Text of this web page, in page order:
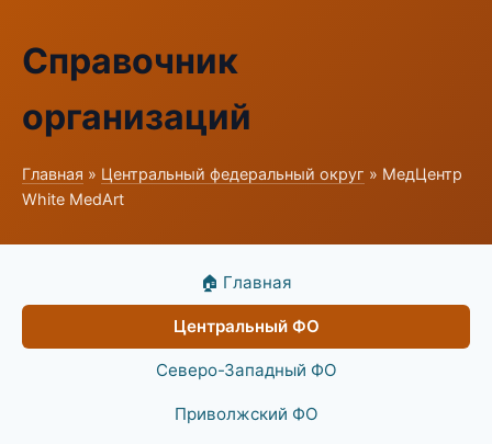
Справочник
организаций
Главная » Центральный федеральный округ » МедЦентр
White MedArt
🏠 Главная
Центральный ФО
Северо-Западный ФО
Приволжский ФО